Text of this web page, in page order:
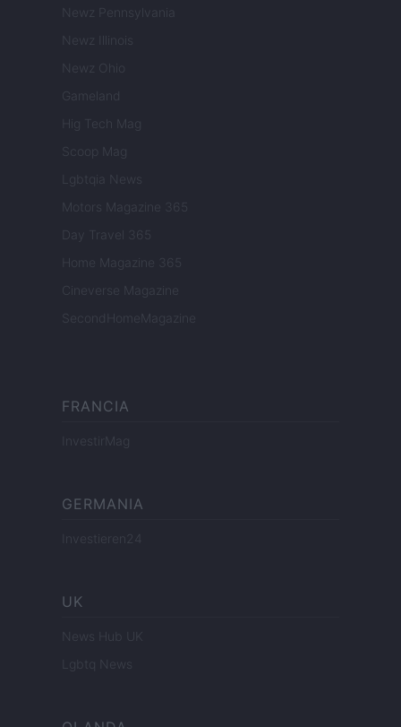
Newz Pennsylvania
Newz Illinois
Newz Ohio
Gameland
Hig Tech Mag
Scoop Mag
Lgbtqia News
Motors Magazine 365
Day Travel 365
Home Magazine 365
Cineverse Magazine
SecondHomeMagazine
FRANCIA
InvestirMag
GERMANIA
Investieren24
UK
News Hub UK
Lgbtq News